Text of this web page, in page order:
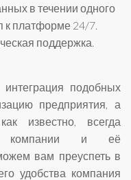
в течении одного
к платформе 24/7.
поддержка.
интеграция подобных
предприятия, а
известно, всегда
компании и её
вам преуспеть в
удобства компания